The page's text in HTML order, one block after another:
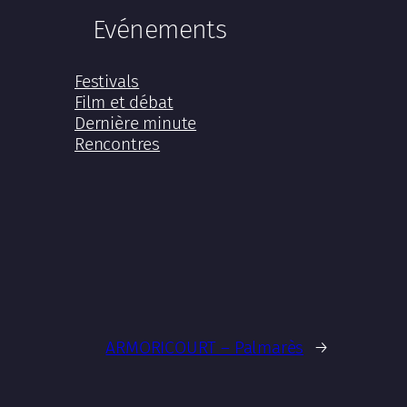
Evénements
Festivals
Film et débat
Dernière minute
Rencontres
ARMORICOURT – Palmarès →